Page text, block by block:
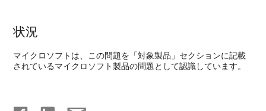
状況
マイクロソフトは、この問題を「対象製品」セクションに記載
されているマイクロソフト製品の問題として認識しています。